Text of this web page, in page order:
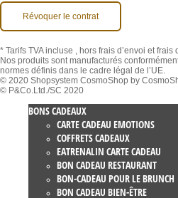
Révoquer le contrat
* Tarifs TVA incluse , hors frais d’envoi et frais
Nos produits sont manufacturés
normes définis dans le cadre légal de l’UE.
© 2020 Shopsystem CosmoShop by
© P&Co.Ltd./SC 2020
BONS CADEAUX
CARTE CADEAU EMOTIONS
COFFRETS CADEAUX
EATRENALIN CARTE CADEAU
BON CADEAU RESTAURANT
BON-CADEAU POUR LE BRUNCH
BON CADEAU BIEN-ÊTRE